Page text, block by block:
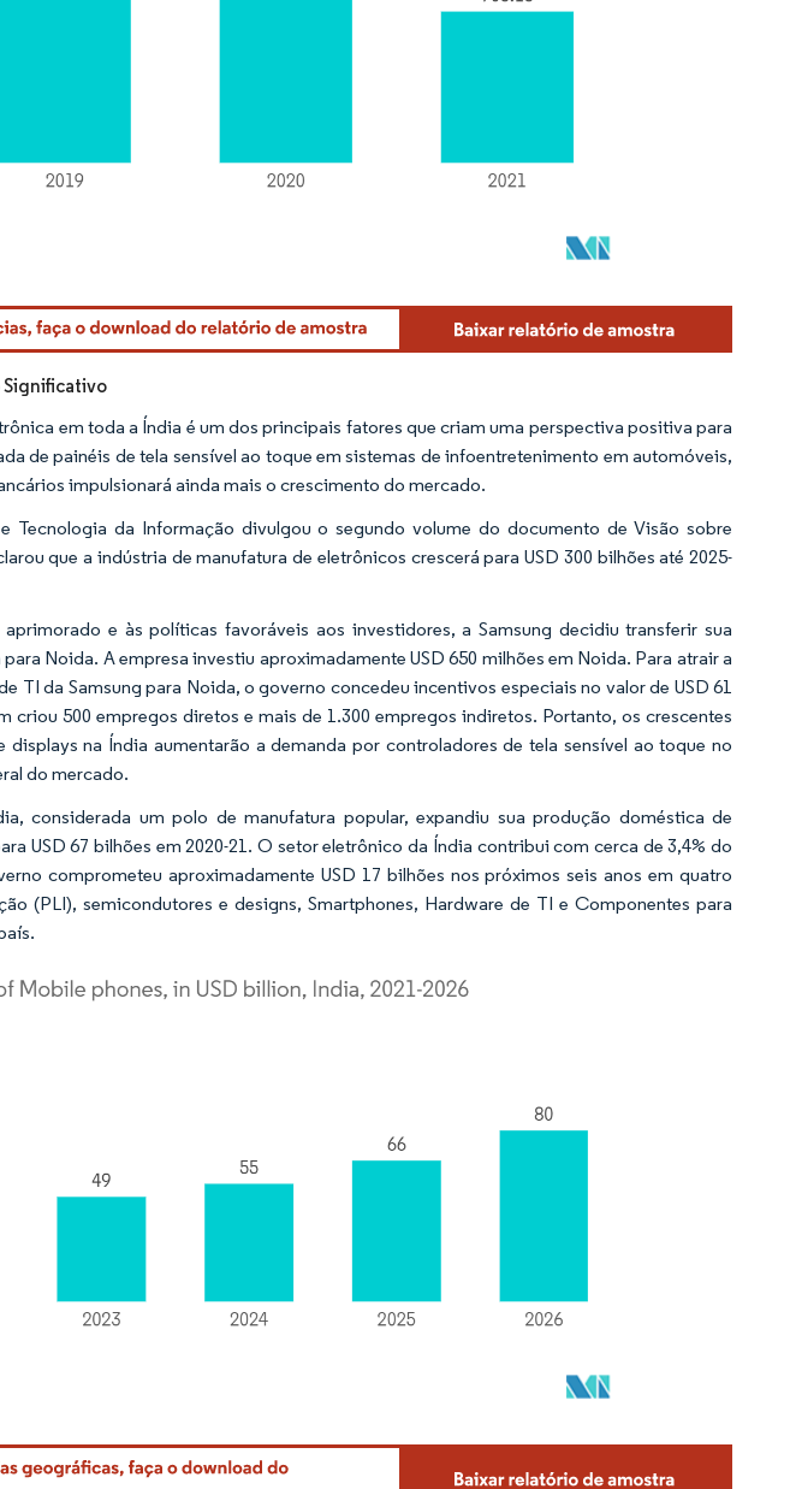
CC BY 4.0.
Significativo
em toda a Índia é um dos principais fatores que criam uma perspectiva positiva para
de painéis de tela sensível ao toque em sistemas de infoentretenimento em automóveis,
impulsionará ainda mais o crescimento do mercado.
Tecnologia da Informação divulgou o segundo volume do documento de Visão sobre
que a indústria de manufatura de eletrônicos crescerá para USD 300 bilhões até 2025-
e às políticas favoráveis aos investidores, a Samsung decidiu transferir sua
Noida. A empresa investiu aproximadamente USD 650 milhões em Noida. Para atrair a
TI da Samsung para Noida, o governo concedeu incentivos especiais no valor de USD 61
criou 500 empregos diretos e mais de 1.300 empregos indiretos. Portanto, os crescentes
na Índia aumentarão a demanda por controladores de tela sensível ao toque no
do mercado.
considerada um polo de manufatura popular, expandiu sua produção doméstica de
USD 67 bilhões em 2020-21. O setor eletrônico da Índia contribui com cerca de 3,4% do
comprometeu aproximadamente USD 17 bilhões nos próximos seis anos em quatro
(PLI), semicondutores e designs, Smartphones, Hardware de TI e Componentes para
CC BY 4.0.